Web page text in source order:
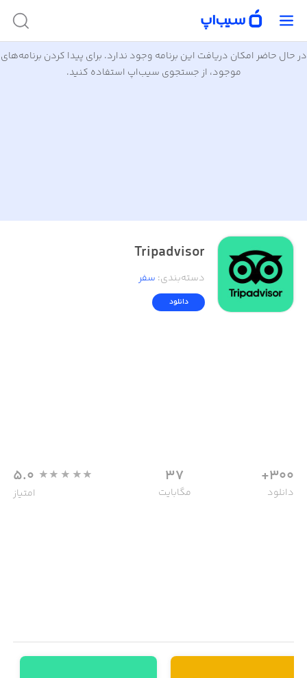
در حال حاضر امکان دریافت این برنامه وجود ندارد. برای پیدا کردن برنامه‌های
موجود، از جستجوی سیب‌اپ استفاده کنید.
Tripadvisor
دسته‌بندی: سفر
دانلود
300+
دانلود
37
مگابایت
5.0
امتیاز